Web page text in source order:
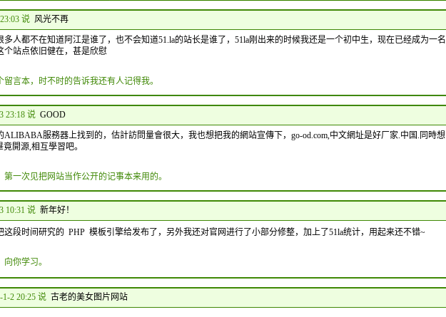
说 风光不再
多人都不在知道阿江是谁了，也不会知道51.la的站长是谁了，51la刚出来的时候我还是一个初中生，现在已经成为一名
个站点依旧健在，甚是欣慰
言本，时不时的告诉我还有人记得我。
23:18 说 GOOD
ALIBABA服務器上找到的，估計訪問量會很大，我也想把我的網站宣傳下，go-od.com,中文網址是好厂家.中国.同時想
開源,相互學習吧。
一次见把网站当作公开的记事本来用的。
10:31 说 新年好！
这段时间研究的 PHP 模板引擎给发布了，另外我还对官网进行了小部分修整，加上了51la统计，用起来还不错~
你学习。
1-2 20:25 说 古老的美女图片网站